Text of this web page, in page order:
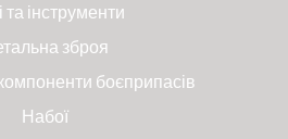
та інструменти
зброя
боєприпасів
Набої